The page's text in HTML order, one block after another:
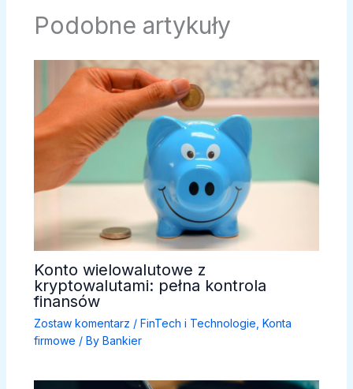
Podobne artykuły
Konto wielowalutowe z
kryptowalutami: pełna kontrola
finansów
Zostaw komentarz / FinTech i Technologie, Konta
firmowe / By Bankier